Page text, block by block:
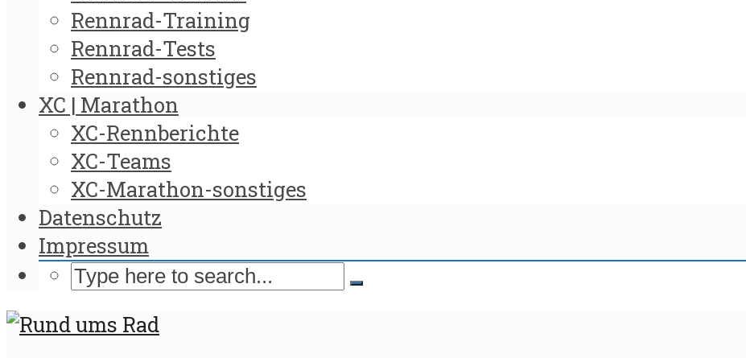
Rennrad-Training
Rennrad-Tests
Rennrad-sonstiges
XC | Marathon
XC-Rennberichte
XC-Teams
XC-Marathon-sonstiges
Datenschutz
Impressum